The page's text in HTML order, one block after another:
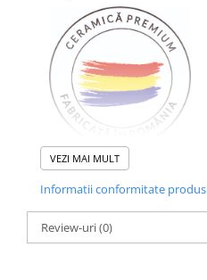
Este alegerea perfecta pentru
sofisticat, transforma fiecare
espresso scurt,
VEZI MAI MULT
Informatii conformitate produs
Review-uri(0)